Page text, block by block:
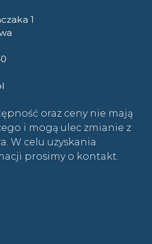
1
oraz ceny nie mają
i mogą ulec zmianie z
W celu uzyskania
prosimy o kontakt.